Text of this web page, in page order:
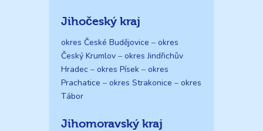
Jihočeský kraj
okres České Budějovice – okres
Český Krumlov – okres Jindřichův
Hradec – okres Písek – okres
Prachatice – okres Strakonice – okres
Tábor
Jihomoravský kraj